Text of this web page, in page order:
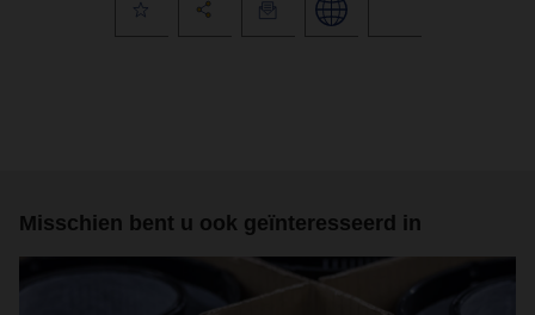
Misschien bent u ook geïnteresseerd in